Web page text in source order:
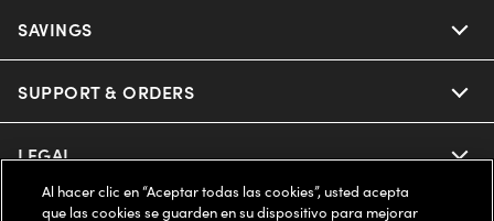
Ray-Ban
Oakley
Oakley Meta
Our Eyeglasses
Our Sunglasses
Our Contact Lenses
Ray-Ban | Meta
SAVINGS
Offers & Discount
Insurance
FSA & HSA
SUPPORT & ORDERS
Help Center
Online Order Status
LEGAL
Al hacer clic en “Aceptar todas las cookies”, usted acepta
que las cookies se guarden en su dispositivo para mejorar